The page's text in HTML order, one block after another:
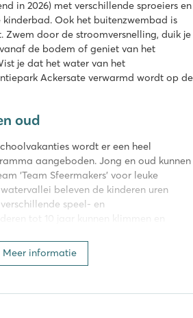
in 2026) met verschillende sproeiers en
Ook het buitenzwembad is
Zwem door de stroomversnelling, duik je
de bodem of geniet van het
je dat het water van het
Ackersate verwarmd wordt op de
oud
wordt er een heel
aangeboden. Jong en oud kunnen
‘Team Sfeermakers’ voor leuke
beleven de kinderen uren
speel- en
tot 10 jaar kunnen klimmen en
trampolinepark op Ackersate is enorm
zien.
Meer informatie